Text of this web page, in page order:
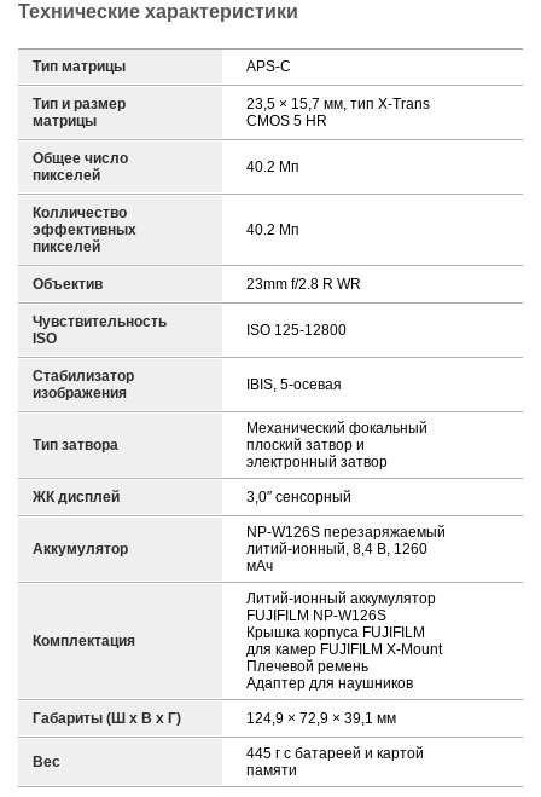
Технические характеристики
Тип матрицы APS-C
Тип и размер
матрицы
23,5 × 15,7 мм, тип X-Trans
CMOS 5 HR
Общее число
пикселей
40.2 Мп
Колличество
эффективных
пикселей
40.2 Мп
Объектив 23mm f/2.8 R WR
Чувствительность
ISO
ISO 125-12800
Стабилизатор
изображения
IBIS, 5-осевая
Тип затвора
Механический фокальный
плоский затвор и
электронный затвор
ЖК дисплей 3,0″ сенсорный
Аккумулятор
NP-W126S перезаряжаемый
литий-ионный, 8,4 В, 1260
мАч
Комплектация
Литий-ионный аккумулятор
FUJIFILM NP-W126S
Крышка корпуса FUJIFILM
для камер FUJIFILM X-Mount
Плечевой ремень
Адаптер для наушников
Габариты (Ш х В х Г) 124,9 × 72,9 × 39,1 мм
Вес
445 г с батареей и картой
памяти